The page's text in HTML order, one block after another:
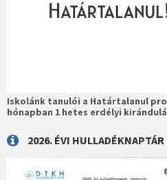
Iskolánk tanulói a Határtalanul
hónapban 1 hetes erdélyi
2026. ÉVI HULLADÉKNAPTÁR